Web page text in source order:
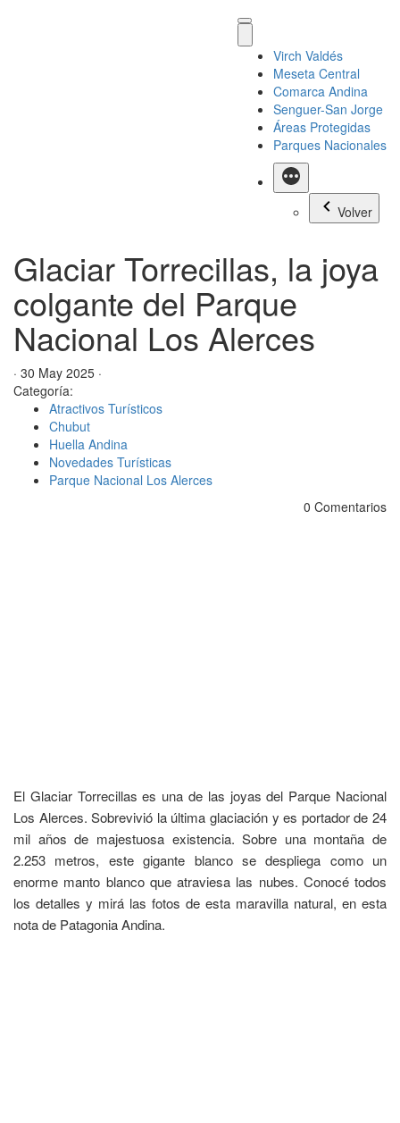
Virch Valdés
Meseta Central
Comarca Andina
Senguer-San Jorge
Áreas Protegidas
Parques Nacionales
Más
Volver
Glaciar Torrecillas, la joya
colgante del Parque
Nacional Los Alerces
· 30 May 2025 ·
Categoría:
Atractivos Turísticos
Chubut
Huella Andina
Novedades Turísticas
Parque Nacional Los Alerces
0 Comentarios
El Glaciar Torrecillas es una de las joyas del Parque Nacional
Los Alerces. Sobrevivió la última glaciación y es portador de 24
mil años de majestuosa existencia. Sobre una montaña de
2.253 metros, este gigante blanco se despliega como un
enorme manto blanco que atraviesa las nubes. Conocé todos
los detalles y mirá las fotos de esta maravilla natural, en esta
nota de Patagonia Andina.